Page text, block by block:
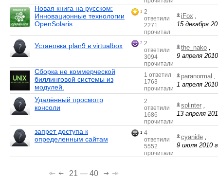
Новая книга на русском:
Инновационные технологии
OpenSolaris
1 2
ответили
2271
прочитал
iFox ,
15 декабря
Установка plan9 в virtualbox 2 2
ответили
3094
прочитали
the_nako ,
9 апреля
Сборка не коммерческой
биллинговой системы из
модулей.
1 ответил
1763
прочитали
paranormal ,
1 апреля
Удалённый просмотр
консоли
2
ответили
1686
прочитали
splinter ,
13 апреля
запрет доступа к
определенным сайтам
1 4
ответили
5552
прочитали
cyanide ,
9 июля 2010
21 — 40